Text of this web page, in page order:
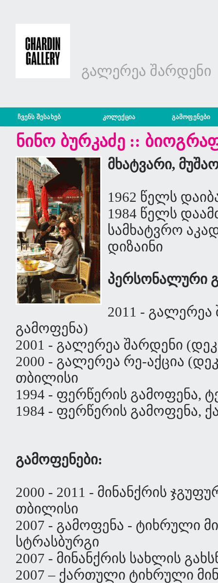
გალერეა შარდენი
ჩვენს შესახებ კოლექცია გამოფენები
ნინო ბურკაძე ::
მხატვარი,
1962 წელს
1984 წელს
სამხატვრო
დიზაინი
პერსონალური
2011 - გალერეა
გამოფენა)
2001 - გალერეა შარდენი
2000 - გალერეა რე-აქცია
თბილისი
1994 - ფერწერის გამოფენა,
1984 - ფერწერის გამოფენა,
გამოფენები:
2000 - 2011 - მინანქრის
თბილისი
2007 - გამოფენა - ტიხრული
სტრასბურგი
2007 - მინანქრის სახლის
2007 – ქართული ტიხრული